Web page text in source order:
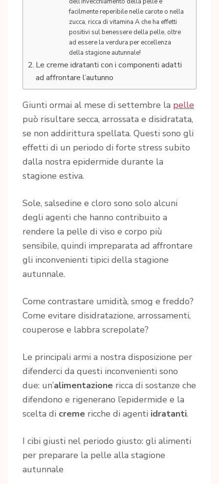
facilmente reperibile nelle carote o nella
zucca, ricca di vitamina A che ha effetti
positivi sul benessere della pelle, oltre
ad essere la verdura per eccellenza
della stagione autunnale!
Le creme idratanti con i componenti adatti
ad affrontare l’autunno
Giunti ormai al mese di settembre la pelle
può risultare secca, arrossata e disidratata,
se non addirittura spellata. Questi sono gli
effetti di un periodo di forte stress subito
dalla nostra epidermide durante la
stagione estiva.
Sole, salsedine e cloro sono solo alcuni
degli agenti che hanno contribuito a
rendere la pelle di viso e corpo più
sensibile, quindi impreparata ad affrontare
gli inconvenienti tipici della stagione
autunnale.
Come contrastare umidità, smog e freddo?
Come evitare disidratazione, arrossamenti,
couperose e labbra screpolate?
Le principali armi a nostra disposizione per
difenderci da questi inconvenienti sono
due: un’alimentazione ricca di sostanze che
difendono e rigenerano l’epidermide e la
scelta di creme ricche di agenti idratanti.
I cibi giusti nel periodo giusto: gli alimenti
per preparare la pelle alla stagione
autunnale